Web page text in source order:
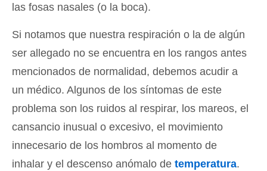
las fosas nasales (o la boca).
Si notamos que nuestra respiración o la de algún
ser allegado no se encuentra en los rangos antes
mencionados de normalidad, debemos acudir a
un médico. Algunos de los síntomas de este
problema son los ruidos al respirar, los mareos, el
cansancio inusual o excesivo, el movimiento
innecesario de los hombros al momento de
inhalar y el descenso anómalo de temperatura.